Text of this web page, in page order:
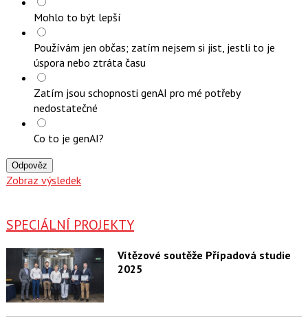
Mohlo to být lepší
Používám jen občas; zatím nejsem si jist, jestli to je
úspora nebo ztráta času
Zatím jsou schopnosti genAI pro mé potřeby
nedostatečné
Co to je genAI?
Odpověz
Zobraz výsledek
SPECIÁLNÍ PROJEKTY
Vítězové soutěže Případová studie
2025